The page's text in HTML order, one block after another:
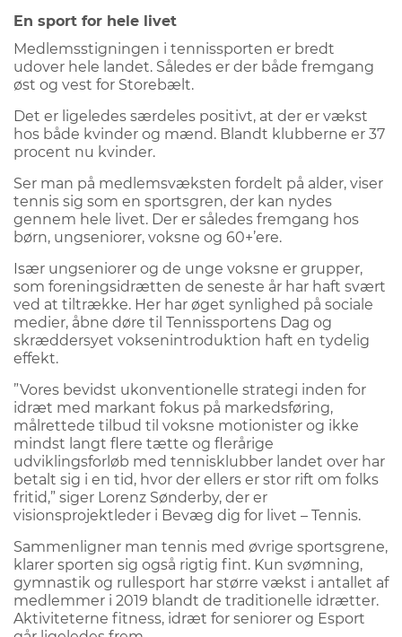
En sport for hele livet
Medlemsstigningen i tennissporten er bredt
udover hele landet. Således er der både fremgang
øst og vest for Storebælt.
Det er ligeledes særdeles positivt, at der er vækst
hos både kvinder og mænd. Blandt klubberne er 37
procent nu kvinder.
Ser man på medlemsvæksten fordelt på alder, viser
tennis sig som en sportsgren, der kan nydes
gennem hele livet. Der er således fremgang hos
børn, ungseniorer, voksne og 60+’ere.
Især ungseniorer og de unge voksne er grupper,
som foreningsidrætten de seneste år har haft svært
ved at tiltrække. Her har øget synlighed på sociale
medier, åbne døre til Tennissportens Dag og
skræddersyet voksenintroduktion haft en tydelig
effekt.
”Vores bevidst ukonventionelle strategi inden for
idræt med markant fokus på markedsføring,
målrettede tilbud til voksne motionister og ikke
mindst langt flere tætte og flerårige
udviklingsforløb med tennisklubber landet over har
betalt sig i en tid, hvor der ellers er stor rift om folks
fritid,” siger Lorenz Sønderby, der er
visionsprojektleder i Bevæg dig for livet – Tennis.
Sammenligner man tennis med øvrige sportsgrene,
klarer sporten sig også rigtig fint. Kun svømning,
gymnastik og rullesport har større vækst i antallet af
medlemmer i 2019 blandt de traditionelle idrætter.
Aktiviteterne fitness, idræt for seniorer og Esport